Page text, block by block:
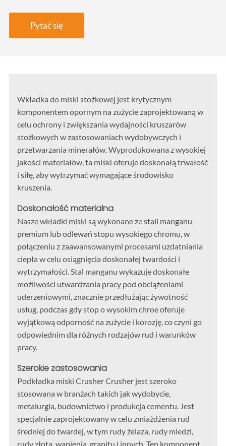
Pytać się
Wkładka do miski stożkowej jest krytycznym
komponentem opornym na zużycie zaprojektowaną w
celu ochrony i zwiększania wydajności kruszarów
stożkowych w zastosowaniach wydobywczych i
przetwarzania minerałów. Wyprodukowana z wysokiej
jakości materiałów, ta miski oferuje doskonałą trwałość
i siłę, aby wytrzymać wymagające środowisko
kruszenia.
Doskonałość materialna
Nasze wkładki miski są wykonane ze stali manganu
premium lub odlewań stopu wysokiego chromu, w
połączeniu z zaawansowanymi procesami uzdatniania
ciepła w celu osiągnięcia doskonałej twardości i
wytrzymałości. Stal manganu wykazuje doskonałe
możliwości utwardzania pracy pod obciążeniami
uderzeniowymi, znacznie przedłużając żywotność
usług, podczas gdy stop o wysokim chroe oferuje
wyjątkową odporność na zużycie i korozję, co czyni go
odpowiednim dla różnych rodzajów rud i warunków
pracy.
Szerokie zastosowania
Podkładka miski Crusher Crusher jest szeroko
stosowana w branżach takich jak wydobycie,
metalurgia, budownictwo i produkcja cementu. Jest
specjalnie zaprojektowany w celu zmiażdżenia rud
średniej do twardej, w tym rudy żelaza, rudy miedzi,
rudy złota, wapienia, granitu i innych. Ten komponent